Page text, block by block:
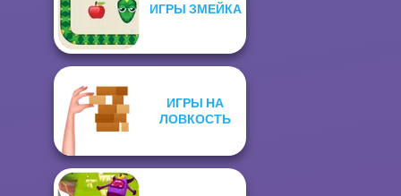
ИГРЫ ЗМЕЙКА
ИГРЫ НА
ЛОВКОСТЬ